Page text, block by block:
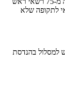
לתקופה שלא
למסלול בהנדסת